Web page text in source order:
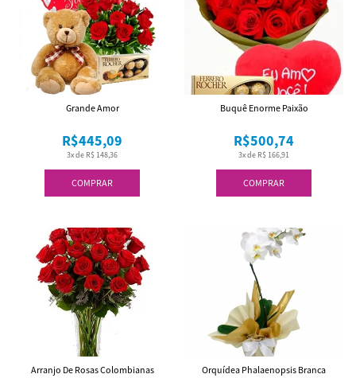
COMPRAR
3x de R$ 148,36
R$445,09
Grande Amor
COMPRAR
3x de R$ 166,91
R$500,74
Buquê Enorme Paixão
Arranjo De Rosas Colombianas
Orquídea Phalaenopsis Branca